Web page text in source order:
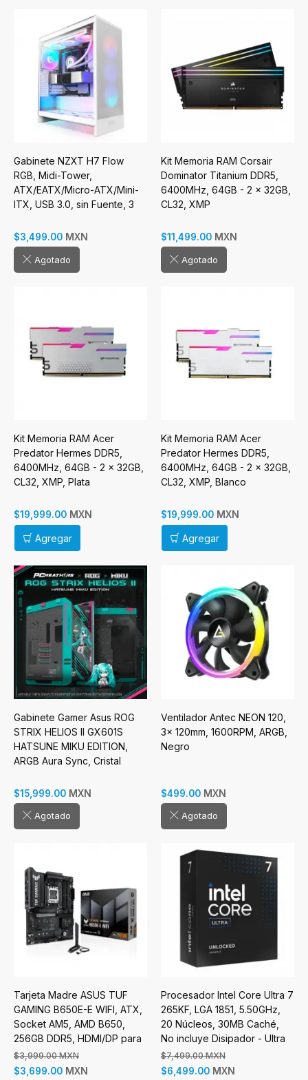
Gabinete NZXT H7 Flow
RGB, Midi-Tower,
ATX/EATX/Micro-ATX/Mini-
ITX, USB 3.0, sin Fuente, 3
Blanco
$3,499.00 MXN
Agotado
Kit Memoria RAM Corsair
Dominator Titanium DDR5,
6400MHz, 64GB - 2 x 32GB,
CL32, XMP
$11,499.00 MXN
Agotado
Kit Memoria RAM Acer
Predator Hermes DDR5,
6400MHz, 64GB - 2 x 32GB,
CL32, XMP, Plata
$19,999.00 MXN
Agregar
Kit Memoria RAM Acer
Predator Hermes DDR5,
6400MHz, 64GB - 2 x 32GB,
CL32, XMP, Blanco
$19,999.00 MXN
Agregar
Gabinete Gamer Asus ROG
STRIX HELIOS II GX601S
HATSUNE MIKU EDITION,
ARGB Aura Sync, Cristal
$15,999.00 MXN
Agotado
Ventilador Antec NEON 120,
3x 120mm, 1600RPM, ARGB,
Negro
$499.00 MXN
Agotado
Tarjeta Madre ASUS TUF
GAMING B650E-E WIFI, ATX,
Socket AM5, AMD B650,
256GB DDR5, HDMI/DP para
AMD
$3,999.00 MXN
$3,699.00 MXN
Procesador Intel Core Ultra 7
265KF, LGA 1851, 5.50GHz,
20 Núcleos, 30MB Caché,
No incluye Disipador - Ultra
Series 2 Arrow Lake
$7,499.00 MXN
$6,499.00 MXN